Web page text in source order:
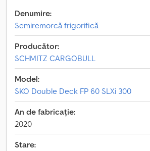
Denumire:
Semiremorcă frigorifică
Producător:
SCHMITZ CARGOBULL
Model:
SKO Double Deck FP 60 SLXi 300
An de fabricație:
2020
Stare: